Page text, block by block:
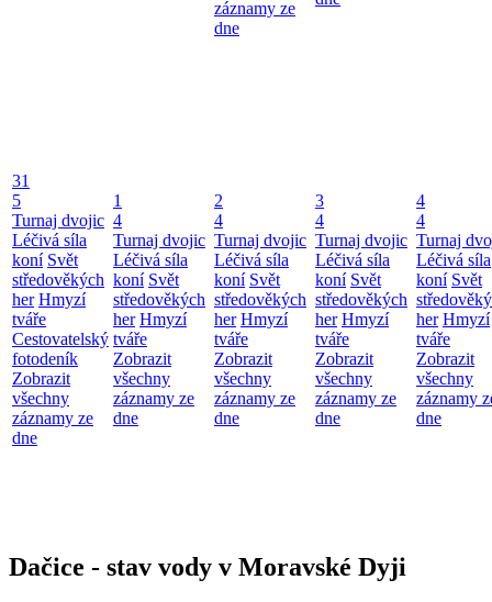
záznamy ze
dne
31
5
Turnaj dvojic
Léčivá síla
koní Svět
středověkých
her Hmyzí
tváře
Cestovatelský
fotodeník
Zobrazit
všechny
záznamy ze
dne
1
4
Turnaj dvojic
Léčivá síla
koní Svět
středověkých
her Hmyzí
tváře
Zobrazit
všechny
záznamy ze
dne
2
4
Turnaj dvojic
Léčivá síla
koní Svět
středověkých
her Hmyzí
tváře
Zobrazit
všechny
záznamy ze
dne
3
4
Turnaj dvojic
Léčivá síla
koní Svět
středověkých
her Hmyzí
tváře
Zobrazit
všechny
záznamy ze
dne
4
4
Turnaj
Léčivá síla
koní Svět
her Hmyzí
tváře
Zobrazit
všechny
záznamy
dne
Dačice - stav vody v Moravské Dyji